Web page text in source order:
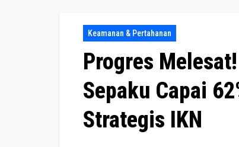
Keamanan & Pertahanan
Progres
Sepaku Capai
Strategis IKN